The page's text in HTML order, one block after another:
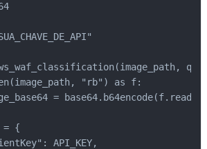
"rb") as f:
=
= {
API_KEY,